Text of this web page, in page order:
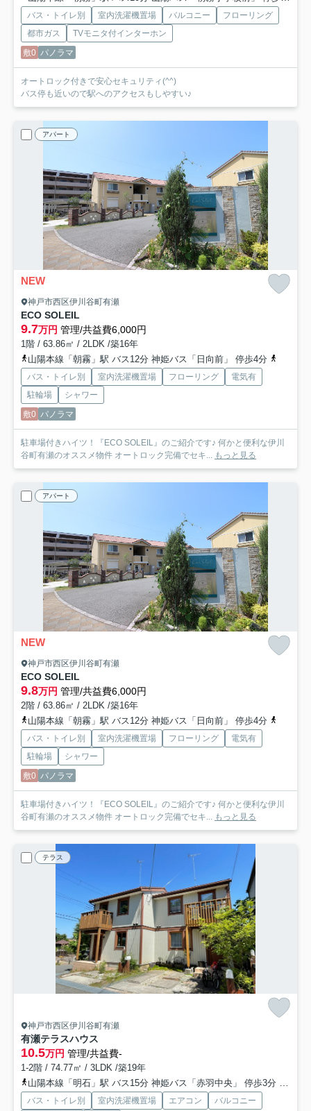
バス・トイレ別 室内洗濯機置場 バルコニー
フローリング
都市ガス
TVモニタ付インターホン
敷0 パノラマ
オートロック付きで安心セキュリティ(^^)
バス停も近いので駅へのアクセスもしやすい♪
アパート
NEW
神戸市西区伊川谷町有瀬
ECO SOLEIL
9.7万円 管理/共益費6,000円
1階 / 63.86㎡ / 2LDK /築16年
山陽本線「朝霧」駅 バス12分 神姫バス「日向前」 停歩4分
バス・トイレ別 室内洗濯機置場 フローリング
電気有
駐輪場
シャワー
敷0 パノラマ
駐車場付きハイツ！『ECO SOLEIL』のご紹介です♪ 何かと便利な伊川
谷町有瀬のオススメ物件 オートロック完備でセキ... もっと見る
アパート
NEW
神戸市西区伊川谷町有瀬
ECO SOLEIL
9.8万円 管理/共益費6,000円
2階 / 63.86㎡ / 2LDK /築16年
山陽本線「朝霧」駅 バス12分 神姫バス「日向前」 停歩4分
バス・トイレ別 室内洗濯機置場 フローリング
電気有
駐輪場
シャワー
敷0 パノラマ
駐車場付きハイツ！『ECO SOLEIL』のご紹介です♪ 何かと便利な伊川
谷町有瀬のオススメ物件 オートロック完備でセキ... もっと見る
テラス
神戸市西区伊川谷町有瀬
有瀬テラスハウス
10.5万円 管理/共益費-
1-2階 / 74.77㎡ / 3LDK /築19年
山陽本線「明石」駅 バス15分 神姫バス「赤羽中央」 停歩3分
バス・トイレ別 室内洗濯機置場 エアコン
バルコニー